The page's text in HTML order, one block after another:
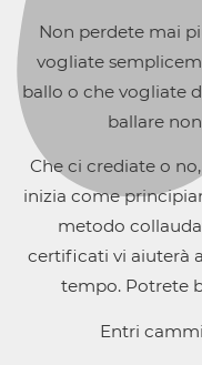
Non perdete mai
vogliate
ballo o che vogliate
ballare
Che ci crediate o
inizia come
metodo
certificati vi aiuterà
tempo. Potrete
Entri